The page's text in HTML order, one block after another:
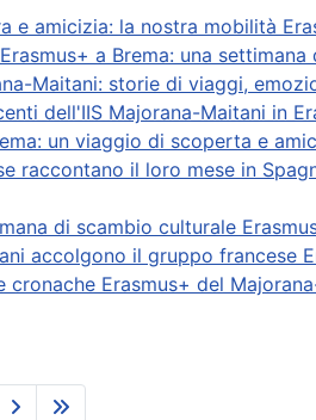
e amicizia: la nostra mobilità
a Brema: una
Maitani: storie di viaggi,
dell'IIS Majorana-Maitani in
un viaggio di scoperta e
raccontano il loro mese in
di scambio culturale
accolgono il gruppo francese
cronache Erasmus+ del